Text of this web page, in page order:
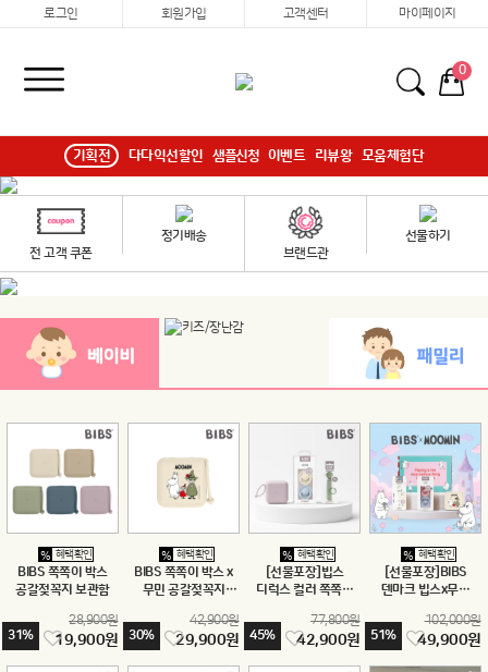
로그인 회원가입 고객센터 마이페이지
0
기획전 다다익선할인 샘플신청 이벤트 리뷰왕 모움체험단
전 고객 쿠폰
정기배송
브랜드관
선물하기
31%
% 혜택확인
BIBS 쪽쪽이 박스
공갈젖꼭지 보관함
28,900원
19,900원 30%
% 혜택확인
BIBS 쪽쪽이 박스 x
무민 공갈젖꼭지
42,900원
29,900원 45%
% 혜택확인
[선물포장]빕스
디럭스 컬러 쪽쪽이
세트77,800원
42,900원 51%
% 혜택확인
[선물포장]BIBS
덴마크 빕스x무민
선물 세트 보관함 클립
천연고무
102,000원
49,900원